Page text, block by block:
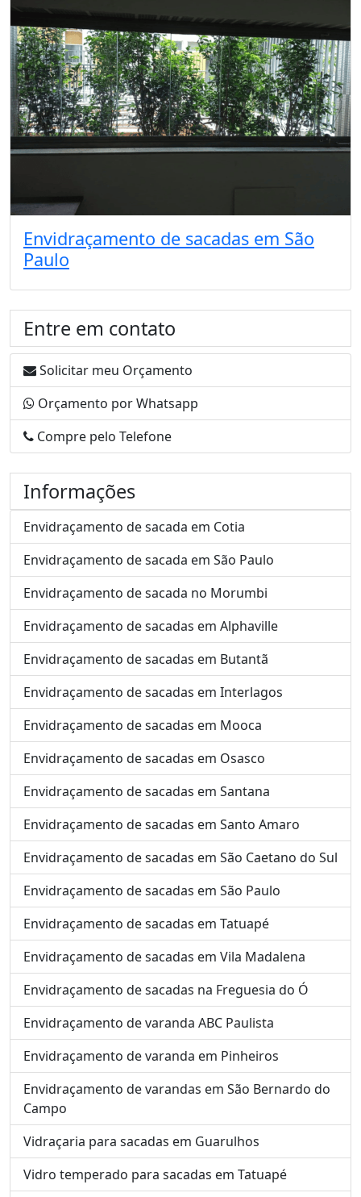
Envidraçamento de sacadas em São
Paulo
Entre em contato
Solicitar meu Orçamento
Orçamento por Whatsapp
Compre pelo Telefone
Informações
Envidraçamento de sacada em Cotia
Envidraçamento de sacada em São Paulo
Envidraçamento de sacada no Morumbi
Envidraçamento de sacadas em Alphaville
Envidraçamento de sacadas em Butantã
Envidraçamento de sacadas em Interlagos
Envidraçamento de sacadas em Mooca
Envidraçamento de sacadas em Osasco
Envidraçamento de sacadas em Santana
Envidraçamento de sacadas em Santo Amaro
Envidraçamento de sacadas em São Caetano do Sul
Envidraçamento de sacadas em São Paulo
Envidraçamento de sacadas em Tatuapé
Envidraçamento de sacadas em Vila Madalena
Envidraçamento de sacadas na Freguesia do Ó
Envidraçamento de varanda ABC Paulista
Envidraçamento de varanda em Pinheiros
Envidraçamento de varandas em São Bernardo do
Campo
Vidraçaria para sacadas em Guarulhos
Vidro temperado para sacadas em Tatuapé